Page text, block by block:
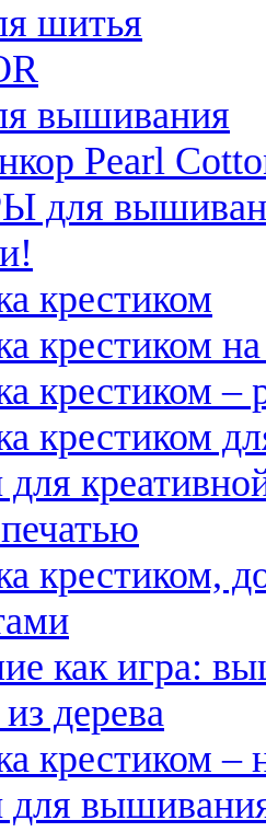
шитья
вышивания
Pearl
для
крестиком
крестиком
крестиком –
крестиком
крестиком,
как игра:
дерева
крестиком –